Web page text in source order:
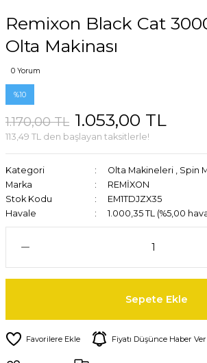
Remixon Black Cat
Olta Makinası
0 Yorum
%10
1.170,00 TL 1.053,00 TL
113,49 TL den başlayan taksitlerle!
Kategori Olta Makineleri , Spin
Marka
REMİXON
Stok Kodu
EM1TDJZX35
Havale
1.000,35 TL (%5,00
Sepete Ekle
Fiyatı Düşünce Haber Ver